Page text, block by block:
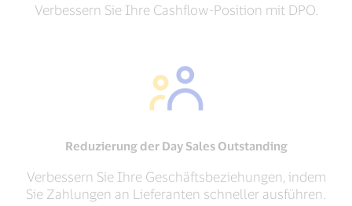
Verbessern Sie Ihre Cashflow-Position mit DPO.
Reduzierung der Day Sales Outstanding
Verbessern Sie Ihre Geschäftsbeziehungen, indem
Sie Zahlungen an Lieferanten schneller ausführen.